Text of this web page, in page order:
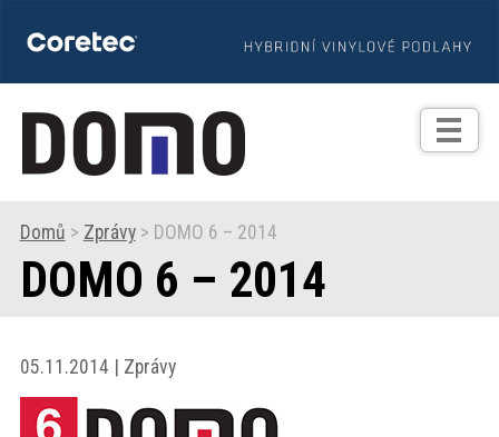
TIPY
Zprávy
Praxe
Produkty
Domů > Zprávy> DOMO 6 – 2014
DOMO 6 – 2014
05.11.2014 | Zprávy